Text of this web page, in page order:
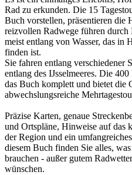
Rad zu erkunden. Die 15
Buch vorstellen, präsentieren die
reizvollen Radwege führen
meist entlang von Wasser, das in
finden ist.
Sie fahren entlang verschiedener
entlang des IJsselmeeres. Die
das Buch komplett und bietet die
abwechslungsreiche
Präzise Karten, genaue
und Ortspläne, Hinweise auf das
der Region und ein
diesem Buch finden Sie alles,
brauchen - außer gutem
wünschen.